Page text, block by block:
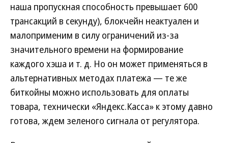
наша пропускная способность превышает 600
трансакций в секунду), блокчейн неактуален и
малоприменим в силу ограничений из-за
значительного времени на формирование
каждого хэша и т. д. Но он может применяться в
альтернативных методах платежа — те же
биткойны можно использовать для оплаты
товара, технически «Яндекс.Касса» к этому давно
готова, ждем зеленого сигнала от регулятора.